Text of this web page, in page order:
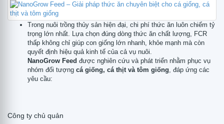
Trong nuôi trồng thủy sản hiện đại, chi phí thức ăn luôn chiếm tỷ
trọng lớn nhất. Lựa chọn đúng dòng thức ăn chất lượng, FCR
thấp không chỉ giúp con giống lớn nhanh, khỏe mạnh mà còn
quyết định hiệu quả kinh tế của cả vụ nuôi.
NanoGrow Feed được nghiên cứu và phát triển nhằm phục vụ
nhóm đối tượng cá giống, cá thịt và tôm giống, đáp ứng các
yêu cầu:
Công ty chủ quản